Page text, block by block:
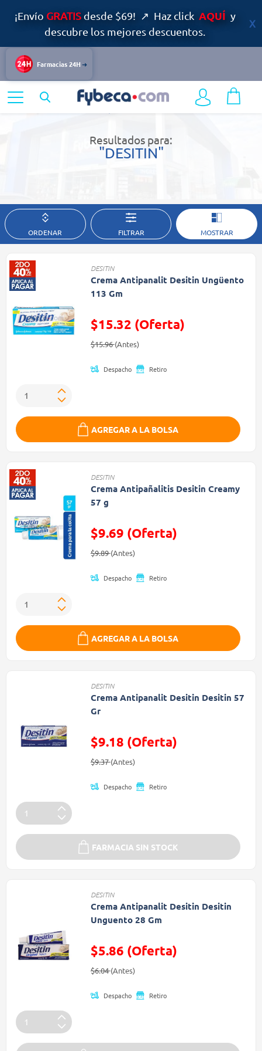
¡Envío GRATISdesde $69! ↗ Haz click AQUÍ y
descubre los mejores descuentos.
Farmacias 24H
Resultados de búsqueda
Resultados para:
"DESITIN"
ORDENAR FILTRAR MOSTRAR
DESITIN
Crema Antipanalit Desitin Ungüento
113 Gm
$15.32 (Oferta)
Precio reducido de
$15.96(Antes)(Oferta)
Despacho Retiro
AGREGAR A LA BOLSA
DESITIN
Crema Antipañalitis Desitin Creamy
57 g
$9.69 (Oferta)
Precio reducido de
$9.89(Antes)(Oferta)
Despacho Retiro
AGREGAR A LA BOLSA
DESITIN
Crema Antipanalit Desitin Desitin 57
Gr
$9.18 (Oferta)
Precio reducido de
$9.37(Antes)(Oferta)
Despacho Retiro
FARMACIA SIN STOCK
DESITIN
Crema Antipanalit Desitin Desitin
Unguento 28 Gm
$5.86 (Oferta)
Precio reducido de
$6.04(Antes)(Oferta)
Despacho Retiro